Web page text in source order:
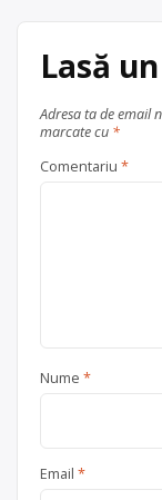
Lasă
Adresa ta de email
marcate cu *
Comentariu *
Nume *
Email *